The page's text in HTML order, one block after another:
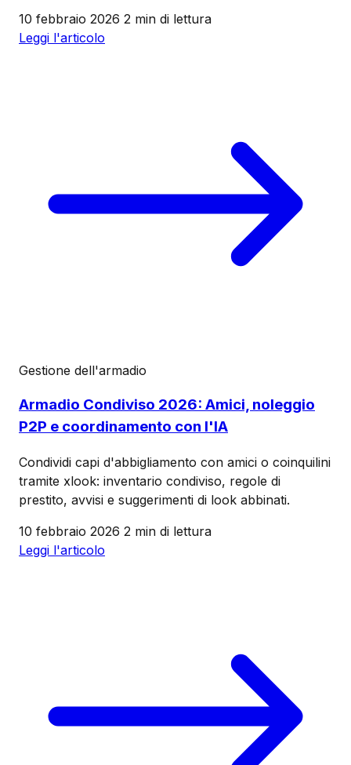
10 febbraio 2026 2 min di lettura
Leggi l'articolo
Gestione dell'armadio
Armadio Condiviso 2026: Amici, noleggio
P2P e coordinamento con l'IA
Condividi capi d'abbigliamento con amici o coinquilini
tramite xlook: inventario condiviso, regole di
prestito, avvisi e suggerimenti di look abbinati.
10 febbraio 2026 2 min di lettura
Leggi l'articolo